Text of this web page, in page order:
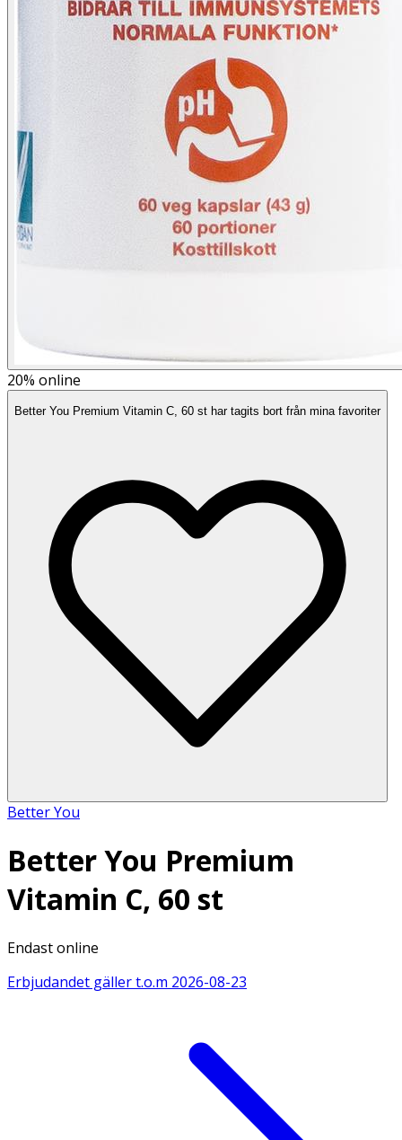
20% online
Better You Premium Vitamin C, 60 st har tagits bort från mina favoriter
Better You
Better You Premium
Vitamin C, 60 st
Endast online
Erbjudandet gäller t.o.m 2026-08-23